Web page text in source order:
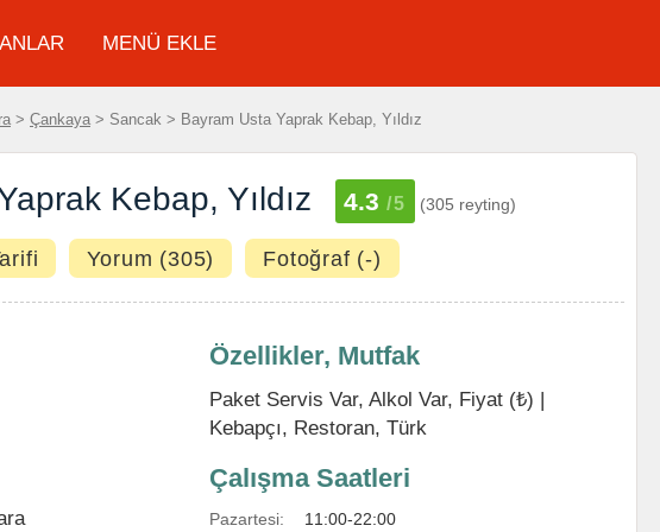
MENÜ EKLE
> Çankaya > Sancak > Bayram Usta Yaprak Kebap, Yıldız
Kebap, Yıldız 4.3 /5 (305 reyting)
Yorum (305) Fotoğraf (-)
Özellikler, Mutfak
Paket Servis Var, Alkol Var, Fiyat (₺) |
Kebapçı, Restoran, Türk
Çalışma Saatleri
Pazartesi:
11:00-22:00